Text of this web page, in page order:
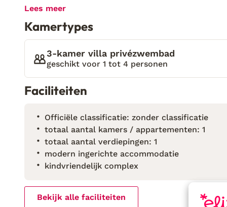
paar dagen onbezorgd wil ontspannen. Alleen het
villa's zijn speciaal ingericht om het thuisleven
bedden, de comfortabele woonkamer en fijne
alleen maar hoeft na te denken over welke delen
Voor of na een middagje sight-seeing even
privézwembad is het werkelijk heerlijk toeven.
perfect is om samen gezellig van een drankje te
Lees meer
Kamertypes
3-kamer villa privézwembad
geschikt voor 1 tot 4 personen
Faciliteiten
Officiële classificatie: zonder classificatie
totaal aantal kamers / appartementen: 1
totaal aantal verdiepingen: 1
modern ingerichte accommodatie
kindvriendelijk complex
Bekijk alle faciliteiten